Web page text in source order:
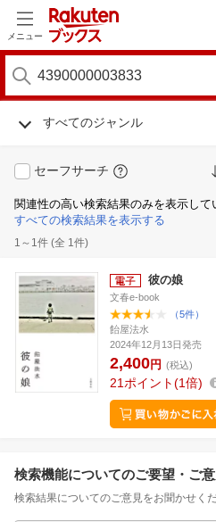
メニュー
すべてのジャンル
セーフサーチ
関連性の高い検索結果のみを表示して
すべての検索結果を表示する
1～1件 (全 1件)
彼の娘
文春e-book
（5件）
飴屋法水
2024年12月13日発売
2,400円 (税込)
21 ポイント 1倍
検索機能についてのご要望・ご
検索結果についてのご意見をお聞かせくだ